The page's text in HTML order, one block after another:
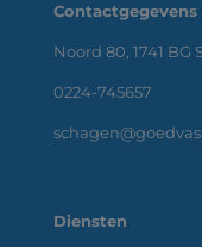
Contactgegevens
Noord 80, 1741 BG
0224-745657
Diensten